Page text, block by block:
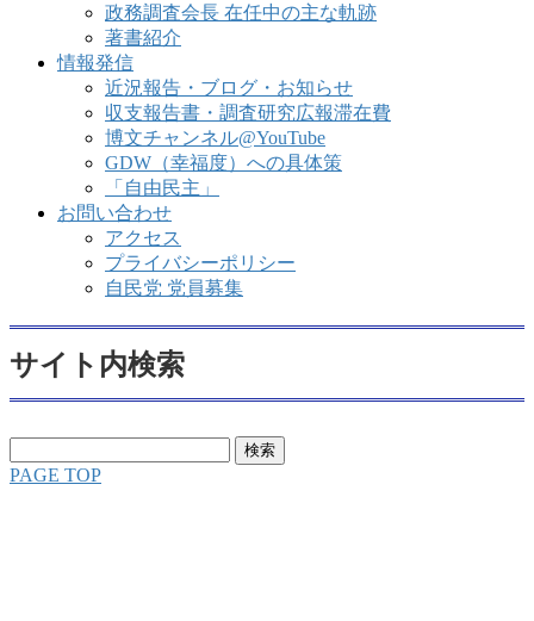
政務調査会長 在任中の主な軌跡
著書紹介
情報発信
近況報告・ブログ・お知らせ
収支報告書・調査研究広報滞在費
博文チャンネル@YouTube
GDW（幸福度）への具体策
「自由民主」
お問い合わせ
アクセス
プライバシーポリシー
自民党 党員募集
サイト内検索
索:
PAGE TOP